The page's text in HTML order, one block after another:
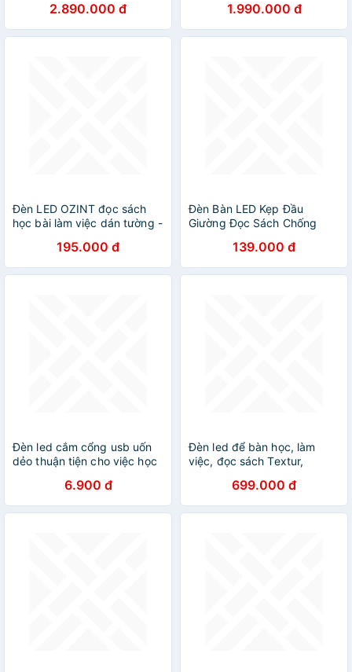
2.890.000 đ 1.990.000 đ
Đèn LED OZINT đọc sách
học bài làm việc dán tường -
195.000 đ
Đèn Bàn LED Kẹp Đầu
Giường Đọc Sách Chống
Được Độ Sáng139.000 đ
Đèn led cắm cổng usb uốn
dẻo thuận tiện cho việc học
6.900 đ
Đèn led để bàn học, làm
việc, đọc sách Textur,
Điển, bảo vệ mắt, trợ sáng
699.000 đ